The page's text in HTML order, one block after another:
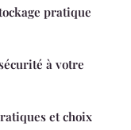
pratique
à votre
et choix